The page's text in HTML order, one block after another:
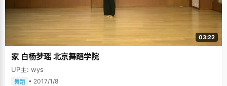
03:22
家 白杨梦瑶 北京舞蹈学院
UP主: wys
舞蹈 • 2017/1/8